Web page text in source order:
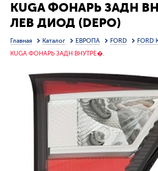
KUGA ФОНАРЬ ЗАДН
ЛЕВ ДИОД (DEPO)
Главная Каталог ЕВРОПА FORD
FORD
KUGA ФОНАРЬ ЗАДН ВНУТРЕ�.